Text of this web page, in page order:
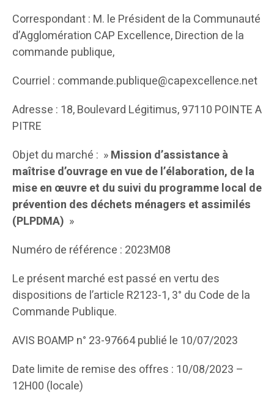
Correspondant : M. le Président de la Communauté
d’Agglomération CAP Excellence, Direction de la
commande publique,
Courriel : commande.publique@capexcellence.net
Adresse : 18, Boulevard Légitimus, 97110 POINTE A
PITRE
Objet du marché : »Mission d’assistance à
maîtrise d’ouvrage en vue de l’élaboration, de la
mise en œuvre et du suivi du programme local de
prévention des déchets ménagers et assimilés
(PLPDMA) »
Numéro de référence : 2023M08
Le présent marché est passé en vertu des
dispositions de l’article R2123-1, 3° du Code de la
Commande Publique.
AVIS BOAMP n° 23-97664 publié le 10/07/2023
Date limite de remise des offres : 10/08/2023 –
12H00 (locale)